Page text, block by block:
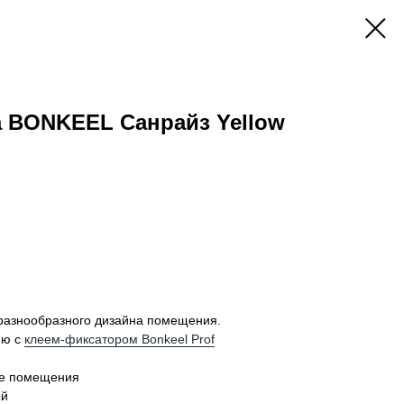
Санрайз Yellow
дизайна помещения.
с клеем-фиксатором Bonkeel Prof
помещения